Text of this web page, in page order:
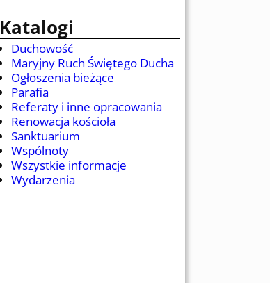
Katalogi
Duchowość
Maryjny Ruch Świętego Ducha
Ogłoszenia bieżące
Parafia
Referaty i inne opracowania
Renowacja kościoła
Sanktuarium
Wspólnoty
Wszystkie informacje
Wydarzenia